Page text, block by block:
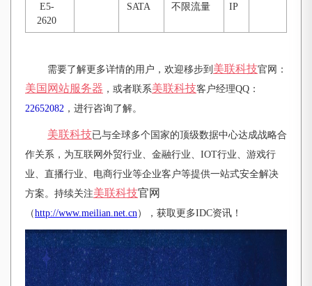
E5-
2620
SATA
不限流量
IP
需要了解更多详情的用户，欢迎移步到 美联科技官网：
美国网站服务器 ，或者联系美联科技客户经理QQ：
22652082 ，进行咨询了解。
美联科技已与全球多个国家的顶级数据中心达成战略合
作关系，为互联网外贸行业、金融行业、IOT行业、游戏行
业、直播行业、电商行业等企业客户等提供一站式安全解决
方案。持续关注美联科技官网
（http://www.meilian.net.cn ），获取更多IDC资讯！